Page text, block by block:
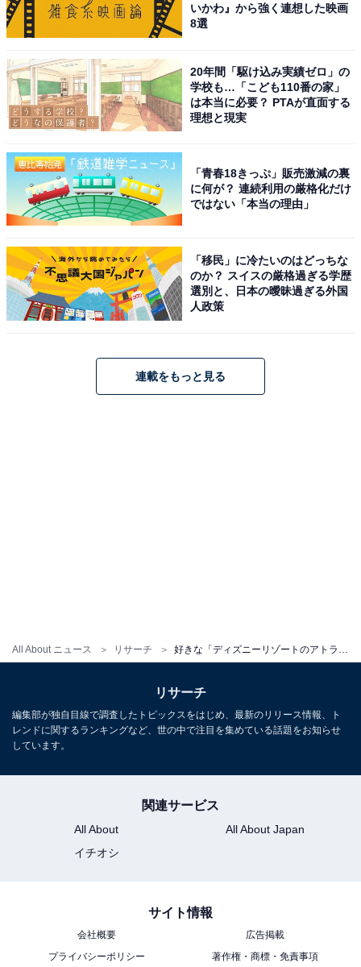
All About ニュース リサーチ
「ディズニーらしい世界観にしっかり入り込めるア
トラクションで、何度乗っても飽きません。ゆった
り楽しめるのに迫力ある場面もあり、家族みんなで
楽しめる点が好きです」（60代男性／福岡県）
※回答者からのコメントは原文ママです
ください
あわせて読みたい
好き＆行ってみたい「埼玉県のローカルチェ
こちらもおすすめ
キング！ 2位「クイーン・オブ・ハートのバン
1
いかわ』から強く連想した映画
8選
20年間「駆け込み実績ゼロ」の
学校も…「こども110番の家」
は本当に必要？ PTAが直面する
理想と現実
「青春18きっぷ」販売激減の裏
に何が？ 連続利用の厳格化だけ
ではない「本当の理由」
「移民」に冷たいのはどっちな
のか？ スイスの厳格過ぎる学歴
選別と、日本の曖昧過ぎる外国
人政策
連載をもっと見る
リサーチ
編集部が独自目線で調査したトピックスをはじめ、最新のリリース情報、ト
レンドに関するランキングなど、世の中で注目を集めている話題をお知らせ
しています。
関連サービス
All About
All About Japan
イチオシ
サイト情報
会社概要
広告掲載
プライバシーポリシー
著作権・商標・免責事項